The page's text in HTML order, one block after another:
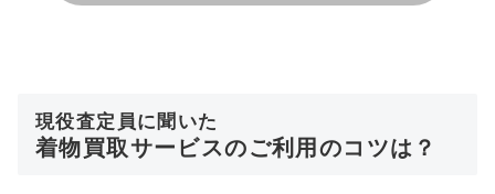
現役査定員に聞いた
着物買取サービスのご利用のコツは？